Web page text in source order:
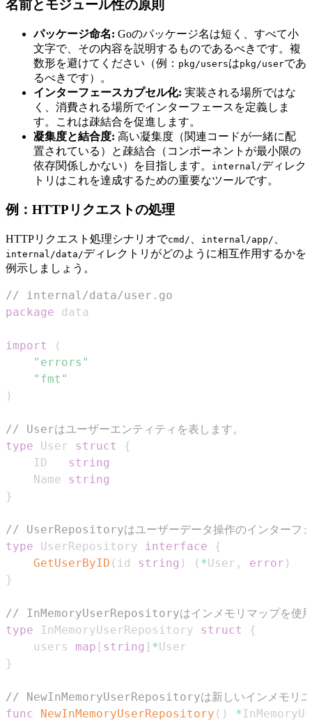
名前とモジュール性の原則
パッケージ命名: Goのパッケージ名は短く、すべて小
文字で、その内容を説明するものであるべきです。複
数形を避けてください（例： pkg/usersはpkg/userであ
るべきです）。
インターフェースカプセル化: 実装される場所ではな
く、消費される場所でインターフェースを定義しま
す。これは疎結合を促進します。
凝集度と結合度: 高い凝集度（関連コードが一緒に配
置されている）と疎結合（コンポーネントが最小限の
依存関係しかない）を目指します。
internal/ディレク
トリはこれを達成するための重要なツールです。
例：HTTPリクエストの処理
HTTPリクエスト処理シナリオでcmd/ internal/app/
internal/data/ディレクトリがどのように相互作用するかを
例示しましょう。
// internal/data/user.go
package
import
(
"errors"
"fmt"
)
// Userはユーザーエンティティを表します。
type User struct
{
	ID
string
	Name
string
}
// UserRepositoryはユーザーデータ操作のインターフェ
type UserRepository interface
{
GetUserByID ( id string ) ( *User , error )
}
// InMemoryUserRepositoryはインメモリマップを使
type InMemoryUserRepository struct
{
	users
map [ string ] *
}
// NewInMemoryUserRepositoryは新しいインメモリユ
func
NewInMemoryUserRepository ( ) *